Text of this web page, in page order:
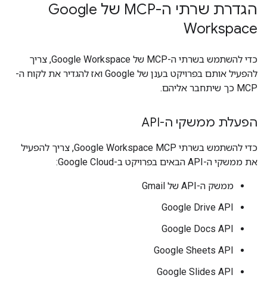
הגדרת שרתי ה-MCP של Google
Workspace
כדי להשתמש בשרתי ה-MCP של Google Workspace, צריך
להפעיל אותם בפרויקט בענן של Google ואז להגדיר את לקוח ה-
MCP כך שיתחבר אליהם.
הפעלת ממשקי ה-API
כדי להשתמש בשרתי Google Workspace MCP, צריך להפעיל
את ממשקי ה-API הבאים בפרויקט ב-Google Cloud:
ממשק ה-API של Gmail
Google Drive API
Google Docs API
Google Sheets API
Google Slides API